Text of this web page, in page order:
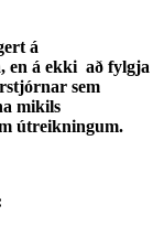
á
en á ekki að fylgja
sem
mikils
útreikningum.